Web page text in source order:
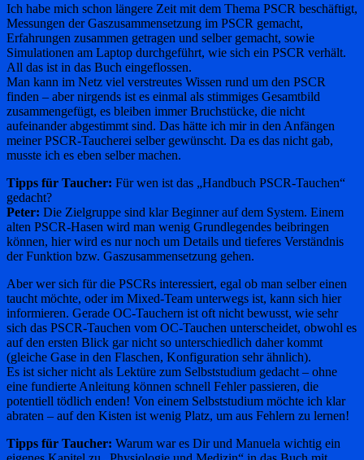
Ich habe mich schon längere Zeit mit dem Thema PSCR beschäftigt,
Messungen der Gaszusammensetzung im PSCR gemacht,
Erfahrungen zusammen getragen und selber gemacht, sowie
Simulationen am Laptop durchgeführt, wie sich ein PSCR verhält.
All das ist in das Buch eingeflossen.
Man kann im Netz viel verstreutes Wissen rund um den PSCR
finden – aber nirgends ist es einmal als stimmiges Gesamtbild
zusammengefügt, es bleiben immer Bruchstücke, die nicht
aufeinander abgestimmt sind. Das hätte ich mir in den Anfängen
meiner PSCR-Taucherei selber gewünscht. Da es das nicht gab,
musste ich es eben selber machen.
Tipps für Taucher: Für wen ist das „Handbuch PSCR-Tauchen“
gedacht?
Peter: Die Zielgruppe sind klar Beginner auf dem System. Einem
alten PSCR-Hasen wird man wenig Grundlegendes beibringen
können, hier wird es nur noch um Details und tieferes Verständnis
der Funktion bzw. Gaszusammensetzung gehen.
Aber wer sich für die PSCRs interessiert, egal ob man selber einen
taucht möchte, oder im Mixed-Team unterwegs ist, kann sich hier
informieren. Gerade OC-Tauchern ist oft nicht bewusst, wie sehr
sich das PSCR-Tauchen vom OC-Tauchen unterscheidet, obwohl es
auf den ersten Blick gar nicht so unterschiedlich daher kommt
(gleiche Gase in den Flaschen, Konfiguration sehr ähnlich).
Es ist sicher nicht als Lektüre zum Selbststudium gedacht – ohne
eine fundierte Anleitung können schnell Fehler passieren, die
potentiell tödlich enden! Von einem Selbststudium möchte ich klar
abraten – auf den Kisten ist wenig Platz, um aus Fehlern zu lernen!
Tipps für Taucher: Warum war es Dir und Manuela wichtig ein